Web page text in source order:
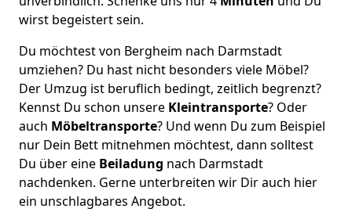
wirst begeistert sein.
Du möchtest von Bergheim nach Darmstadt
umziehen? Du hast nicht besonders viele Möbel?
Der Umzug ist beruflich bedingt, zeitlich begrenzt?
Kennst Du schon unsere Kleintransporte? Oder
auch Möbeltransporte? Und wenn Du zum Beispiel
nur Dein Bett mitnehmen möchtest, dann solltest
Du über eine Beiladung nach Darmstadt
nachdenken. Gerne unterbreiten wir Dir auch hier
ein unschlagbares Angebot.